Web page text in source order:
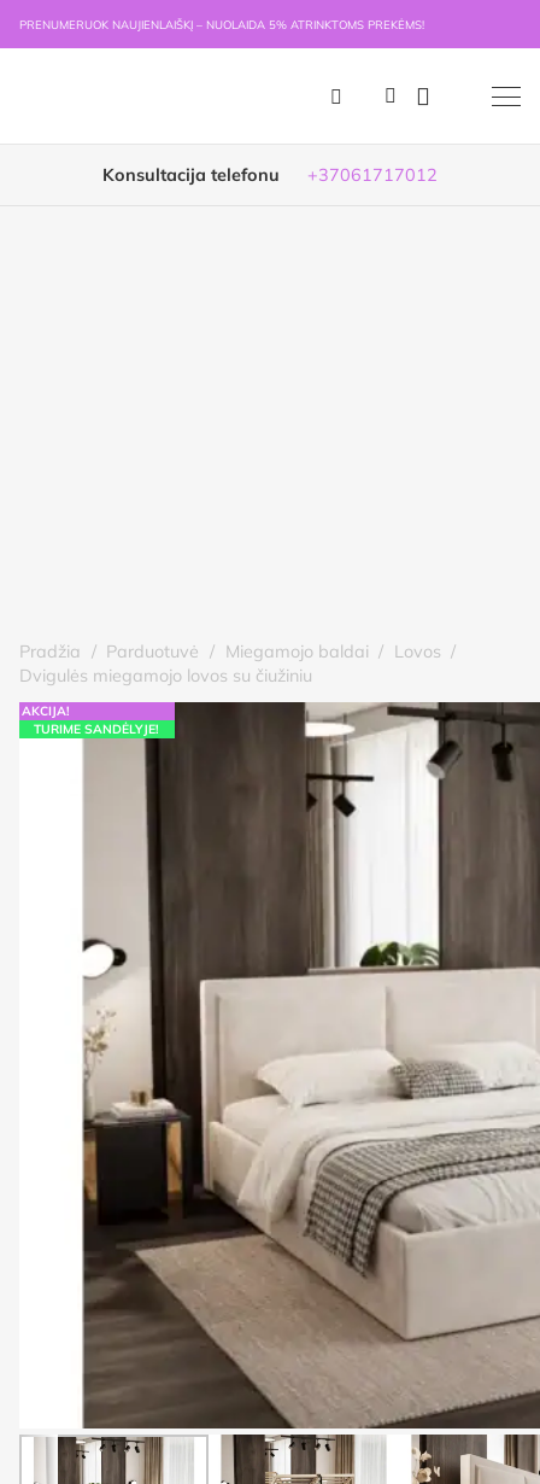
PRENUMERUOK NAUJIENLAIŠKĮ – NUOLAIDA 5% ATRINKTOMS PREKĖMS!
Konsultacija telefonu +37061717012
Pradžia / Parduotuvė / Miegamojo baldai / Lovos /
Dvigulės miegamojo lovos su čiužiniu
AKCIJA!
TURIME SANDĖLYJE!